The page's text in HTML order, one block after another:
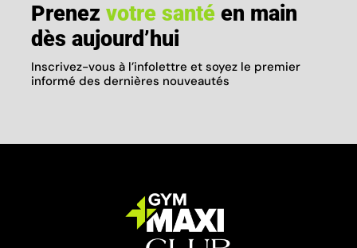
Prenez votre santé en main
dès aujourd’hui
Inscrivez-vous à l’infolettre et soyez le premier
informé des dernières nouveautés